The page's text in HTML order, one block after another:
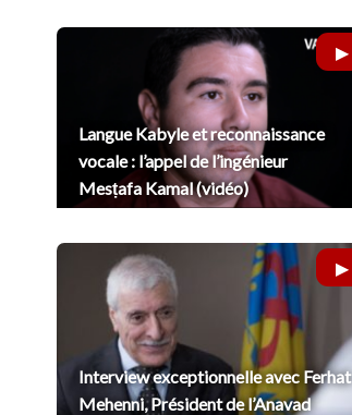
Langue Kabyle et reconnaissance
vocale : l’appel de l’ingénieur
Mesṭafa Kamal (vidéo)
Interview exceptionnelle avec Ferhat
Mehenni, Président de l’Anavad